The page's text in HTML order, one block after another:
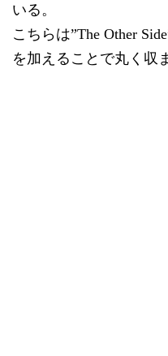
いる。
こちらは”The Other
を加えることで丸く収